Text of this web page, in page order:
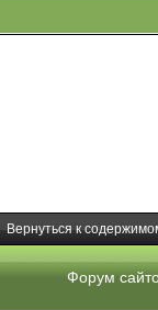
Вернуться к
Форум